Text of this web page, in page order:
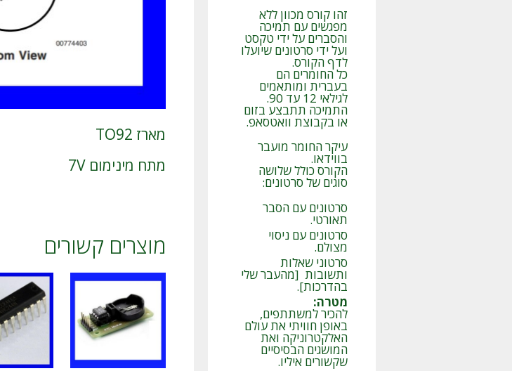
מארז TO92
מתח מינימום 7V
מוצרים קשורים
זהו קורס מכוון ללא
מפגשים עם תמיכה
והסברים על ידי טקסט
ועל ידי סרטונים שיועלו
לדף הקורס.
כל החומרים הם
בעברית ומותאמים
לגילאי 12 עד 90.
התמיכה תתבצע בזום
או בקבוצת וואטסאפ.
עיקר החומר מועבר
בווידאו.
הקורס כולל שלושה
סוגים של סרטונים:
סרטונים עם הסבר
תאורטי.
סרטונים עם ניסוי
מצולם.
סרטוני שאלות
ותשובות [מהעבר שלי
בהדרכות].
מטרה:
להכיר למשתתפים,
באופן חוויתי את עולם
האלקטרוניקה ואת
המושגים הבסיסיים
שקשורים איליו.